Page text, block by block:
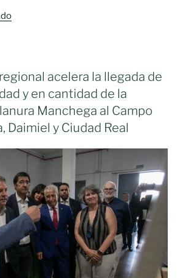
«Vega
4
hm³
una
semana,
lo
preocupa
a
los
municipios
Campo
acelera la llegada de
y en cantidad de la
Manchega al Campo
Daimiel y Ciudad Real